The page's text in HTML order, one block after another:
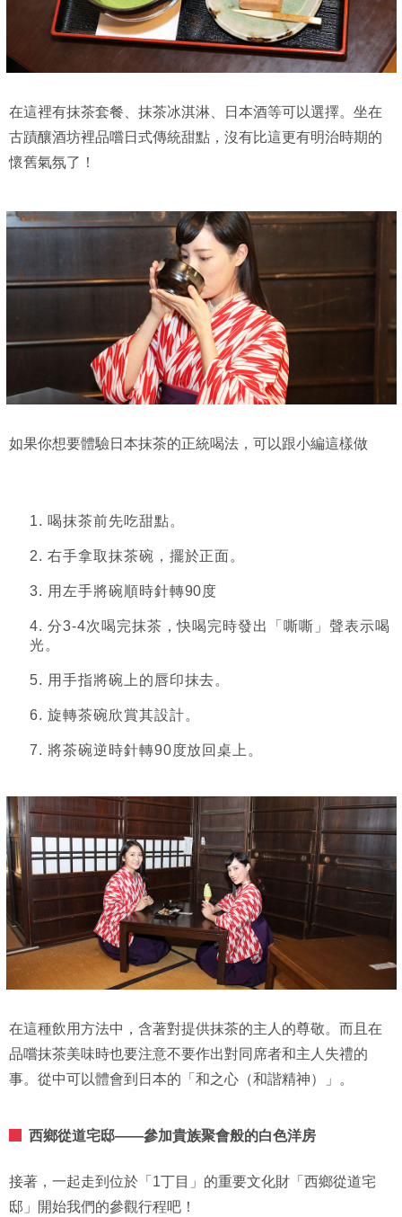
在這裡有抹茶套餐、抹茶冰淇淋、日本酒等可以選擇。坐在
古蹟釀酒坊裡品嚐日式傳統甜點，沒有比這更有明治時期的
懷舊氣氛了！
如果你想要體驗日本抹茶的正統喝法，可以跟小編這樣做
1. 喝抹茶前先吃甜點。
2. 右手拿取抹茶碗，擺於正面。
3. 用左手將碗順時針轉90度
4. 分3-4次喝完抹茶，快喝完時發出「嘶嘶」聲表示喝
光。
5. 用手指將碗上的唇印抹去。
6. 旋轉茶碗欣賞其設計。
7. 將茶碗逆時針轉90度放回桌上。
在這種飲用方法中，含著對提供抹茶的主人的尊敬。而且在
品嚐抹茶美味時也要注意不要作出對同席者和主人失禮的
事。從中可以體會到日本的「和之心（和諧精神）」。
西鄉從道宅邸——參加貴族聚會般的白色洋房
接著，一起走到位於「1丁目」的重要文化財「西鄉從道宅
邸」開始我們的參觀行程吧！